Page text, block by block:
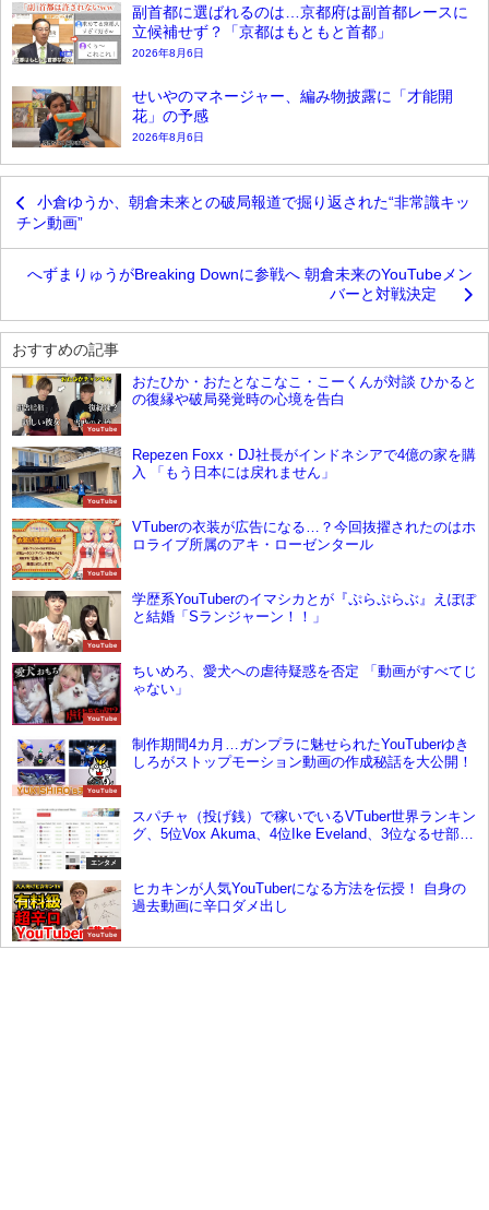
副首都に選ばれるのは…京都府は副首都レースに
立候補せず？「京都はもともと首都」
2026年8月6日
せいやのマネージャー、編み物披露に「才能開
花」の予感
2026年8月6日
小倉ゆうか、朝倉未来との破局報道で掘り返された“非常識キッ
チン動画”
へずまりゅうがBreaking Downに参戦へ 朝倉未来のYouTubeメン
バーと対戦決定
おすすめの記事
YouTube
おたひか・おたとなこなこ・こーくんが対談 ひかると
の復縁や破局発覚時の心境を告白
YouTube
Repezen Foxx・DJ社長がインドネシアで4億の家を購
入 「もう日本には戻れません」
YouTube
VTuberの衣装が広告になる…？今回抜擢されたのはホ
ロライブ所属のアキ・ローゼンタール
YouTube
学歴系YouTuberのイマシカとが『ぷらぷらぶ』えぽぽ
と結婚「Sランジャーン！！」
YouTube
ちいめろ、愛犬への虐待疑惑を否定 「動画がすべてじ
ゃない」
YouTube
制作期間4カ月…ガンプラに魅せられたYouTuberゆき
しろがストップモーション動画の作成秘話を大公開！
エンタメ
スパチャ（投げ銭）で稼いでいるVTuber世界ランキン
グ、5位Vox Akuma、4位Ike Eveland、3位なるせ部
YouTube
ヒカキンが人気YouTuberになる方法を伝授！ 自身の
過去動画に辛口ダメ出し